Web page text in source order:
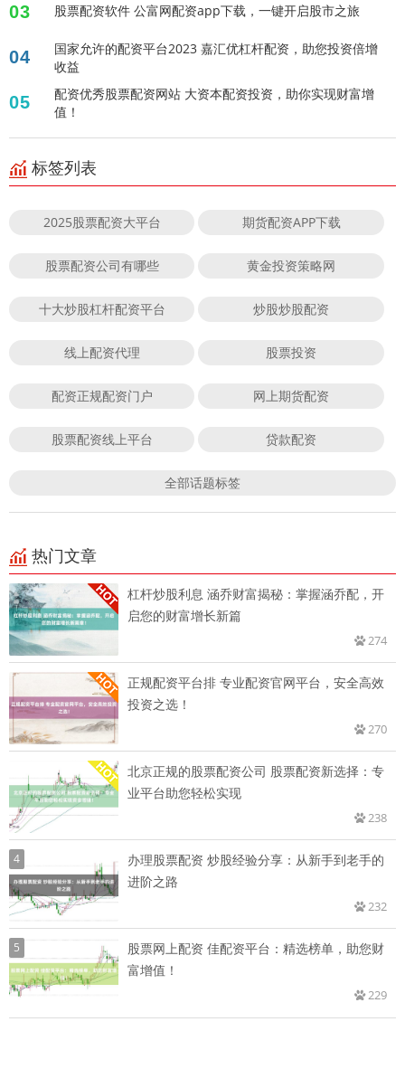
03 股票配资软件 公富网配资app下载，一键开启股市之旅
04
国家允许的配资平台2023 嘉汇优杠杆配资，助您投资倍增
收益
05
配资优秀股票配资网站 大资本配资投资，助你实现财富增
值！
标签列表
2025股票配资大平台 期货配资APP下载
股票配资公司有哪些 黄金投资策略网
十大炒股杠杆配资平台 炒股炒股配资
线上配资代理 股票投资
配资正规配资门户 网上期货配资
股票配资线上平台 贷款配资
全部话题标签
热门文章
杠杆炒股利息 涵乔财富揭秘：掌握涵乔配，开
启您的财富增长新篇
274
正规配资平台排 专业配资官网平台，安全高效
投资之选！
270
北京正规的股票配资公司 股票配资新选择：专
业平台助您轻松实现
238
4
办理股票配资 炒股经验分享：从新手到老手的
进阶之路
232
5
股票网上配资 佳配资平台：精选榜单，助您财
富增值！
229